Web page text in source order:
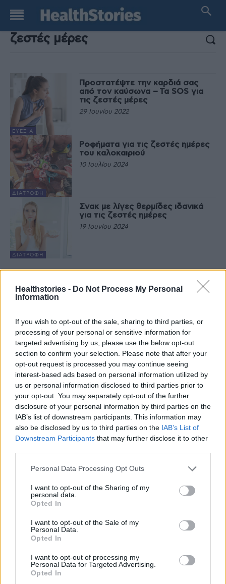
Healthstories - Do Not Process My Personal
Information
If you wish to opt-out of the sale, sharing to third parties, or
processing of your personal or sensitive information for
targeted advertising by us, please use the below opt-out
section to confirm your selection. Please note that after your
opt-out request is processed you may continue seeing
interest-based ads based on personal information utilized by
us or personal information disclosed to third parties prior to
your opt-out. You may separately opt-out of the further
disclosure of your personal information by third parties on the
IAB’s list of downstream participants. This information may
also be disclosed by us to third parties on the IAB’s List of
Downstream Participants that may further disclose it to other
Personal Data Processing Opt Outs
I want to opt-out of the Sharing of my
personal data.
Opted In
I want to opt-out of the Sale of my
Personal Data.
Opted In
I want to opt-out of processing my
Personal Data for Targeted Advertising.
Opted In
ΑΠΟΤΕΛΕΣΜΑΤΑ ΑΝΑΖΗΤΗΣΗΣ:
ΕΥΕΞΊΑ
Προστατέψτε την καρδιά σας
από τον καύσωνα – Τα SOS για
τις ζεστές μέρες
29 Ιουνίου 2022
ΔΙΑΤΡΟΦΉ
Ροφήματα για τις ζεστές ημέρες
του καλοκαιριού
10 Ιουλίου 2024
ΔΙΑΤΡΟΦΉ
Σνακ με λίγες θερμίδες ιδανικά
για τις ζεστές ημέρες
19 Ιουνίου 2024
Τελευταία Νέα
λέτε σε έναν επισκέπτη
27 Φεβρουαρίου 2026
Πάνω από 100 μωρά έχουν
γεννηθεί μέσω εξωσωματικής, με
την υποστήριξη της Be-Live
27 Φεβρουαρίου 2026
Μεταπροπονητική πείνα: Ο λόγος
που θέλεις να καταβροχθίσεις τα
27 Φεβρουαρίου 2026
Ωρίων – Σπάνια νοσήματα
διαμόρφωσαν την ιστορία και το
πνεύμα της χώρας μας
27 Φεβρουαρίου 2026
Γεωργιάδης: Πολλαπλά οφέλη από